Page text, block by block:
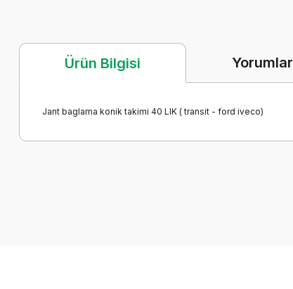
Ürün Bilgisi Yorumlar
Jant baglama konik takimi 40 LIK ( transit - ford iveco)